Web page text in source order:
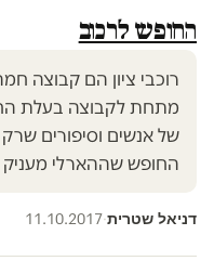
החופש לרכוב
רוכבי ציון הם קבוצה
מתחת לקבוצה בעלת
של אנשים וסיפורים
החופש שההארלי מעניק
דניאל שטרית·
11.10.2017